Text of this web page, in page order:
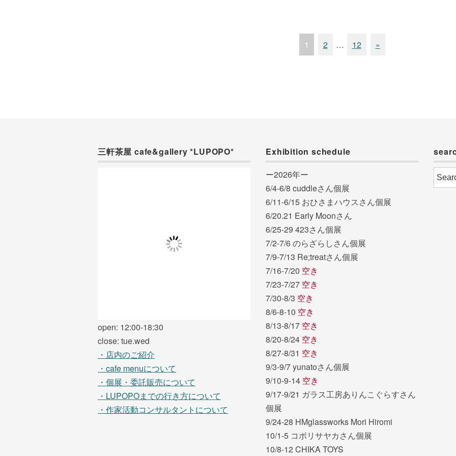
1 2 … 12 »
三軒茶屋 cafe&gallery *LUPOPO*
open: 12:00-18:30
close: tue.wed
・店内のご紹介
・cafe menuについて
・個展・委託販売について
・LUPOPOまでの行き方について
・作家活動コンサルタントについて
Exhibition schedule
ー2026年ー
6/4-6/8 cuddleさん個展
6/11-6/15 おひさまハウスさん個展
6/20.21 Early Moonさん
6/25-29 423さん個展
7/2-7/6 のらざらしさん個展
7/9-7/13 Re;treatさん個展
7/16-7/20 空き
7/23-7/27 空き
7/30-8/3 空き
8/6-8-10 空き
8/13-8/17 空き
8/20-8/24 空き
8/27-8/31 空き
9/3-9/7 yunatoさん個展
9/10-9-14 空き
9/17-9/21 ガラス工房ありんこぐらすさん
個展
9/24-28 HMglassworks Mori Hiromi
10/1-5 コボリサヤカさん個展
10/8-12 CHIKA TOYS